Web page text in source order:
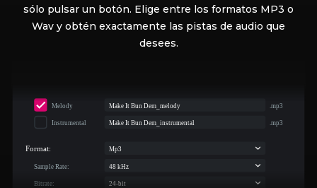
sólo pulsar un botón. Elige entre los formatos MP3 o
Wav y obtén exactamente las pistas de audio que
desees.